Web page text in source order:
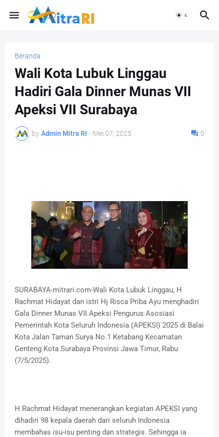
Beranda
Wali Kota Lubuk Linggau
Hadiri Gala Dinner Munas VII
Apeksi VII Surabaya
by Admin Mitra RI - Mei 07, 2025 0
SURABAYA-mitrari.com-Wali Kota Lubuk Linggau, H
Rachmat Hidayat dan istri Hj Risca Priba Ayu menghadiri
Gala Dinner Munas VII Apeksi Pengurus Asosiasi
Pemerintah Kota Seluruh Indonesia (APEKSI) 2025 di Balai
Kota Jalan Taman Surya No.1 Ketabang Kecamatan
Genteng Kota Surabaya Provinsi Jawa Timur, Rabu
(7/5/2025).
H Rachmat Hidayat menerangkan kegiatan APEKSI yang
dihadiri 98 kepala daerah dari seluruh Indonesia
membahas isu-isu penting dan strategis. Sehingga ia